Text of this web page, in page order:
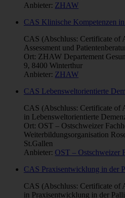
Anbieter: ZHAW
CAS Klinische Kompetenzen
CAS (Abschluss: Certificate of
Assessment und
Ort: ZHAW Departement
9, 8400 Winterthur
Anbieter: ZHAW
CAS Lebensweltorientierte
CAS (Abschluss: Certificate of
in Lebensweltorientierte
Ort: OST – Ostschweizer
Weiterbildungsorganisation
St.Gallen
Anbieter: OST – Ostschweizer
CAS Praxisentwicklung in der
CAS (Abschluss: Certificate of
in Praxisentwicklung in der